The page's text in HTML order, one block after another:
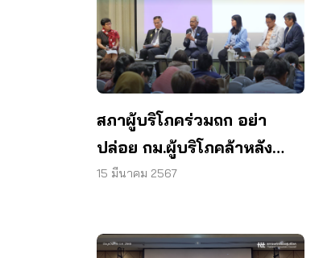
สภาผู้บริโภคร่วมถก อย่า
ปล่อย กม.ผู้บริโภคล้าหลัง
ต้องเร่งแก้เพื่อคุ้มครองผู้
15 มีนาคม 2567